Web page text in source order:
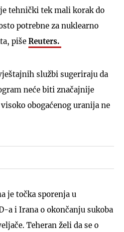
tehnički tek mali korak do
potrebne za nuklearno
piše Reuters.
službi sugeriraju da
neće biti značajnije
obogaćenog uranija ne
je točka sporenja u
a i Irana o okončanju sukoba
Teheran želi da se o